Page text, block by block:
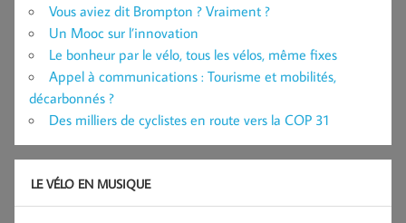
Vous aviez dit Brompton ? Vraiment ?
Un Mooc sur l’innovation
Le bonheur par le vélo, tous les vélos, même fixes
Appel à communications : Tourisme et mobilités,
décarbonnés ?
Des milliers de cyclistes en route vers la COP 31
LE VÉLO EN MUSIQUE